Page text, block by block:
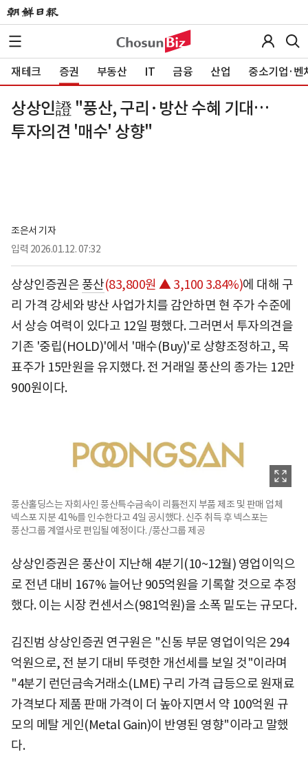
재테크 증권 부동산 IT 금융 산업 중소기업·벤
상상인證 "풍산, 구리·방산 수혜 기대…
투자의견 '매수' 상향"
조은서 기자
입력 2026.01.12. 07:32
상상인증권은 풍산(83,800원 ▲ 3,100 3.84%)에 대해 구
리 가격 강세와 방산 사업가치를 감안하면 현 주가 수준에
서 상승 여력이 있다고 12일 평했다. 그러면서 투자의견을
기존 '중립(HOLD)'에서 '매수(Buy)'로 상향조정하고, 목
표주가 15만원을 유지했다. 전 거래일 풍산의 종가는 12만
900원이다.
풍산홀딩스는 자회사인 풍산특수금속이 리튬전지 부품 제조 및 판매 업체
넥스포 지분 41%를 인수한다고 4일 공시했다. 신주 취득 후 넥스포는
풍산그룹 계열사로 편입될 예정이다. /풍산그룹 제공
상상인증권은 풍산이 지난해 4분기(10~12월) 영업이익으
로 전년 대비 167% 늘어난 905억원을 기록할 것으로 추정
했다. 이는 시장 컨센서스(981억원)을 소폭 밑도는 규모다.
김진범 상상인증권 연구원은 "신동 부문 영업이익은 294
억원으로, 전 분기 대비 뚜렷한 개선세를 보일 것"이라며
"4분기 런던금속거래소(LME) 구리 가격 급등으로 원재료
가격보다 제품 판매 가격이 더 높아지면서 약 100억원 규
모의 메탈 게인(Metal Gain)이 반영된 영향"이라고 말했
다.